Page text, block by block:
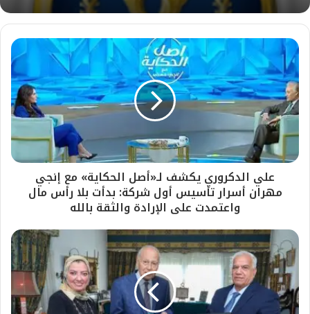
علي الدكروري يكشف لـ«أصل الحكاية» مع إنجي
مهران أسرار تأسيس أول شركة: بدأت بلا رأس مال
واعتمدت على الإرادة والثقة بالله